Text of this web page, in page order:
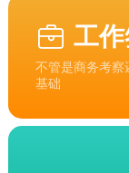
工
不管是商务考察
基础